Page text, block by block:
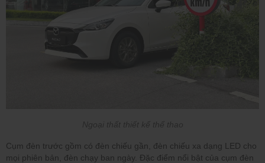
Cụm đèn trước gồm có đèn chiếu gần, đèn chiếu xa dạng LED cho
mọi phiên bản, đèn chạy ban ngày. Đặc điểm nổi bật của cụm đèn